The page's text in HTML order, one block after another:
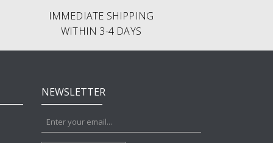
IMMEDIATE SHIPPING
WITHIN 3-4 DAYS
NEWSLETTER